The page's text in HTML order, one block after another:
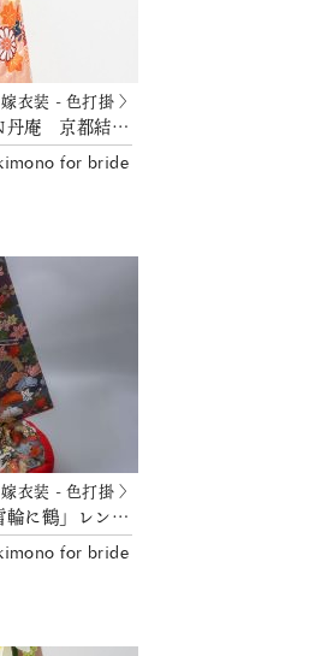
嫁衣装 - 色打掛 〉
色打掛「慶福花舟文」 TANAN丹庵 京都結婚式 花嫁衣裳
for bride
嫁衣装 - 色打掛 〉
TANAN丹庵 色打掛「瑞祥花雪輪に鶴」レンタル衣装
for bride